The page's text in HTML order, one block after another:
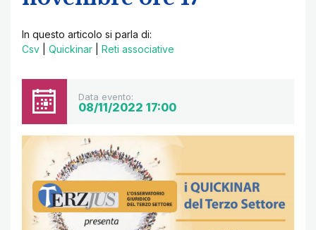
In questo articolo si parla di:
Csv
Quickinar Reti associative
Data evento:
08/11/2022 17:00